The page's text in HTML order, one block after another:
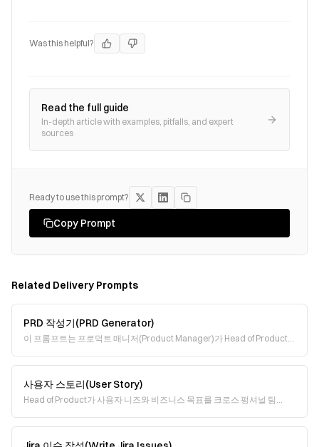
Was this helpful?
Read the full guide
In-depth article with examples, pitfalls, and expert
sources
Ready to use this prompt?
Copy Prompt
Related Delivery Prompts
PRD 작성기(PRD Generator)
이 프롬프트는 프로덕트 매니저(Product Manager)가 Head of Product
사용자 스토리(User Story)
Head of Product가 사용자 니즈와 비즈니스 목표를 크로스 펑셔널 팀